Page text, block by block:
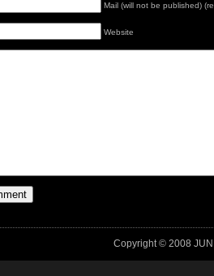
Mail (will not be published)
Website
Copyright © 2008